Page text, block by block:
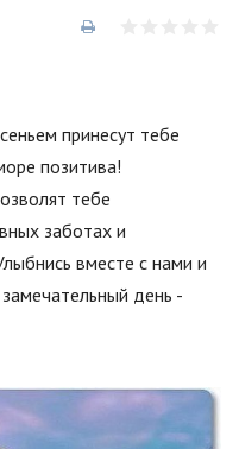
принесут тебе
позитива!
тебе
заботах и
вместе с нами и
день -